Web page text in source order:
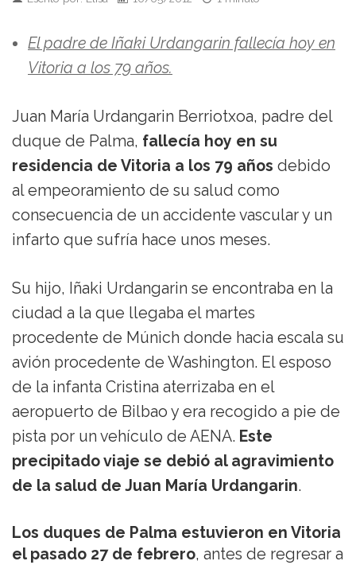
El padre de Iñaki Urdangarin fallecía hoy en
Vitoria a los 79 años.
Juan María Urdangarin Berriotxoa, padre del
duque de Palma, fallecía hoy en su
residencia de Vitoria a los 79 años debido
al empeoramiento de su salud como
consecuencia de un accidente vascular y un
infarto que sufría hace unos meses.
Su hijo, Iñaki Urdangarin se encontraba en la
ciudad a la que llegaba el martes
procedente de Múnich donde hacia escala su
avión procedente de Washington. El esposo
de la infanta Cristina aterrizaba en el
aeropuerto de Bilbao y era recogido a pie de
pista por un vehículo de AENA. Este
precipitado viaje se debió al agravimiento
de la salud de Juan María Urdangarin.
Los duques de Palma estuvieron en Vitoria
el pasado 27 de febrero, antes de regresar a